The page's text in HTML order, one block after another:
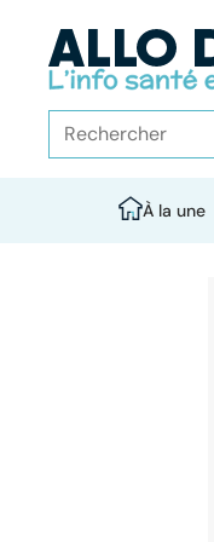
À la une